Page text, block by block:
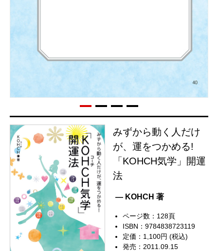
みずから動く人だけ
が、運をつかめる!
「KOHCH気学」開運
法
— KOHCH 著
ページ数：128頁
ISBN：9784838723119
定価：1,100円 (税込)
発売：2011.09.15